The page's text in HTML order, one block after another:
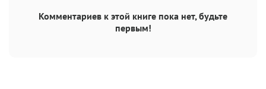
Комментариев к этой книге пока нет, будьте
первым!